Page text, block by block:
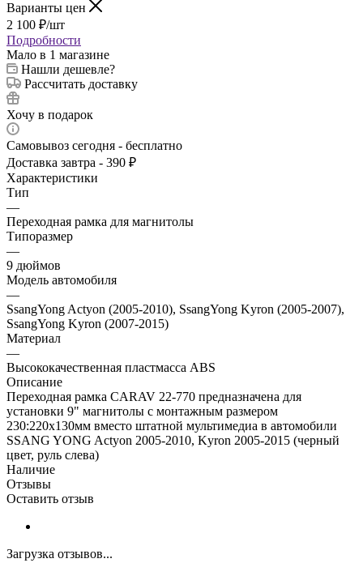
Варианты цен
2 100 ₽/шт
Подробности
Мало в 1 магазине
Нашли дешевле?
Рассчитать доставку
Хочу в подарок
Самовывоз сегодня - бесплатно
Доставка завтра - 390 ₽
Характеристики
Тип
—
Переходная рамка для магнитолы
Типоразмер
—
9 дюймов
Модель автомобиля
—
SsangYong Actyon (2005-2010), SsangYong Kyron (2005-2007),
SsangYong Kyron (2007-2015)
Материал
—
Высококачественная пластмасса ABS
Описание
Переходная рамка CARAV 22-770 предназначена для
установки 9" магнитолы с монтажным размером
230:220х130мм вместо штатной мультимедиа в автомобили
SSANG YONG Actyon 2005-2010, Kyron 2005-2015 (черный
цвет, руль слева)
Наличие
Отзывы
Оставить отзыв
Загрузка отзывов...